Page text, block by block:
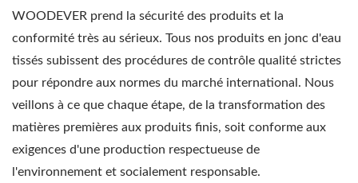
WOODEVER prend la sécurité des produits et la
conformité très au sérieux. Tous nos produits en jonc d'eau
tissés subissent des procédures de contrôle qualité strictes
pour répondre aux normes du marché international. Nous
veillons à ce que chaque étape, de la transformation des
matières premières aux produits finis, soit conforme aux
exigences d'une production respectueuse de
l'environnement et socialement responsable.